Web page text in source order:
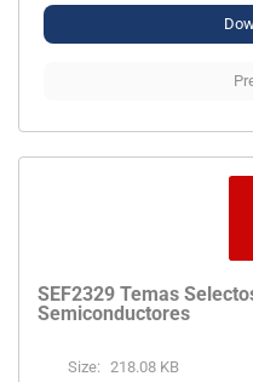
SEF2329 Temas
Semiconductores
Size: 218.08 KB